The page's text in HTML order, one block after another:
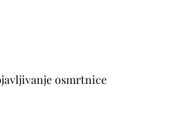
osmrtnice